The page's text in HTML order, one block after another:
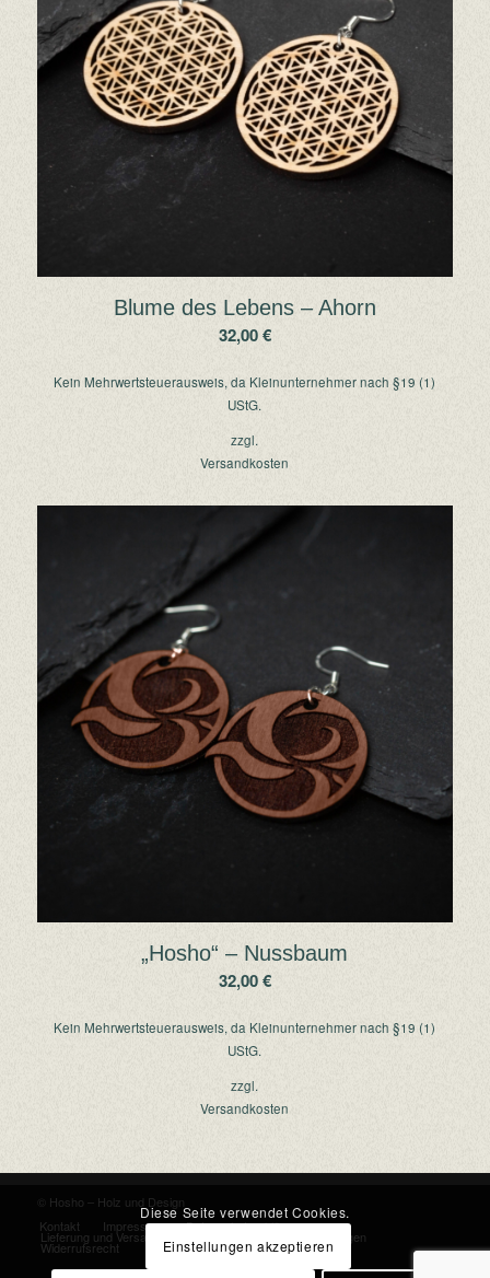
Blume des Lebens – Ahorn
32,00€
Kein Mehrwertsteuerausweis, da Kleinunternehmer nach §19 (1)
UStG.
zzgl.
Versandkosten
„Hosho“ – Nussbaum
32,00€
Kein Mehrwertsteuerausweis, da Kleinunternehmer nach §19 (1)
UStG.
zzgl.
Versandkosten
© Hosho – Holz und Design
Kontakt
Impressum Datenschutzerklärung
Lieferung und Versand Allgemeine Geschäftsbedingungen
Widerrufsrecht
Diese Seite verwendet Cookies.
Einstellungen akzeptieren